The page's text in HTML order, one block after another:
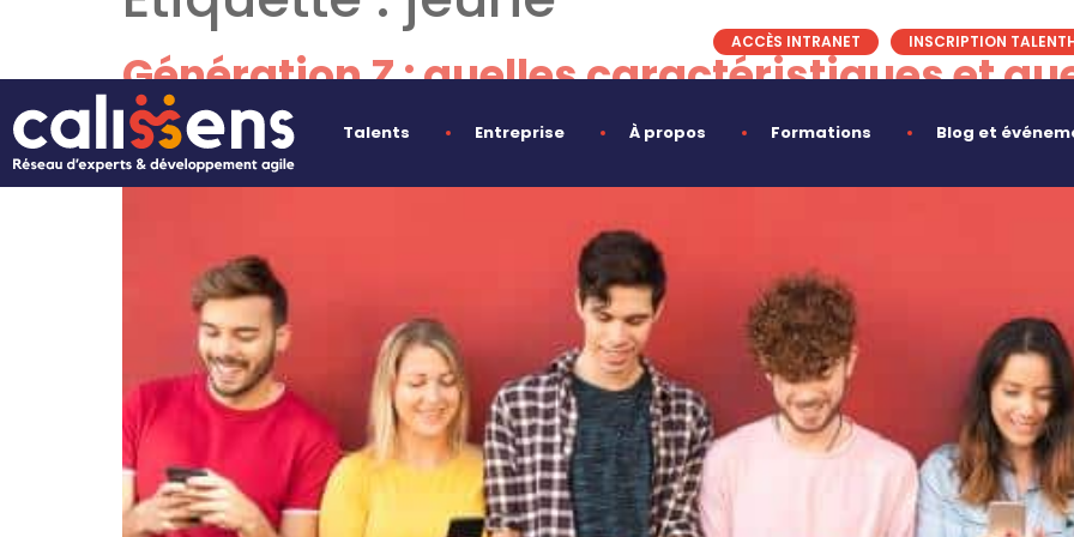
ACCÈS INTRANET INSCRIPTION
Talents Entreprise À propos Formations Blog et
Génération Z : quelles caractéristiques et
?